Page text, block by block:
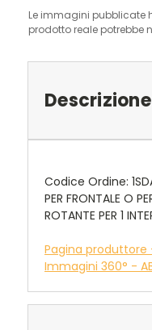
Le immagini pubblicate
prodotto reale potrebbe
Descrizione
Codice Ordine:
PER FRONTALE O
ROTANTE PER 1
Pagina produttore -
Immagini 360° -